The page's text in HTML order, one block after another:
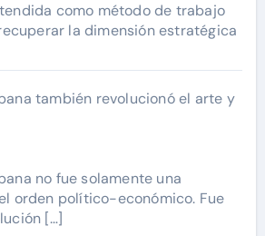
como método de trabajo
la dimensión estratégica
también revolucionó el arte y
no fue solamente una
orden político-económico. Fue
[…]